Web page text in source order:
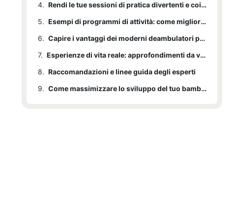
4.
Rendi le tue sessioni di pratica divertenti e coinvolgenti
5.
Esempi di programmi di attività: come migliorare lo sviluppo del tuo bambino
6.
Capire i vantaggi dei moderni deambulatori per moto
7.
Esperienze di vita reale: approfondimenti da veri genitori
8. Raccomandazioni e linee guida degli esperti
9.
Come massimizzare lo sviluppo del tuo bambino: una guida completa